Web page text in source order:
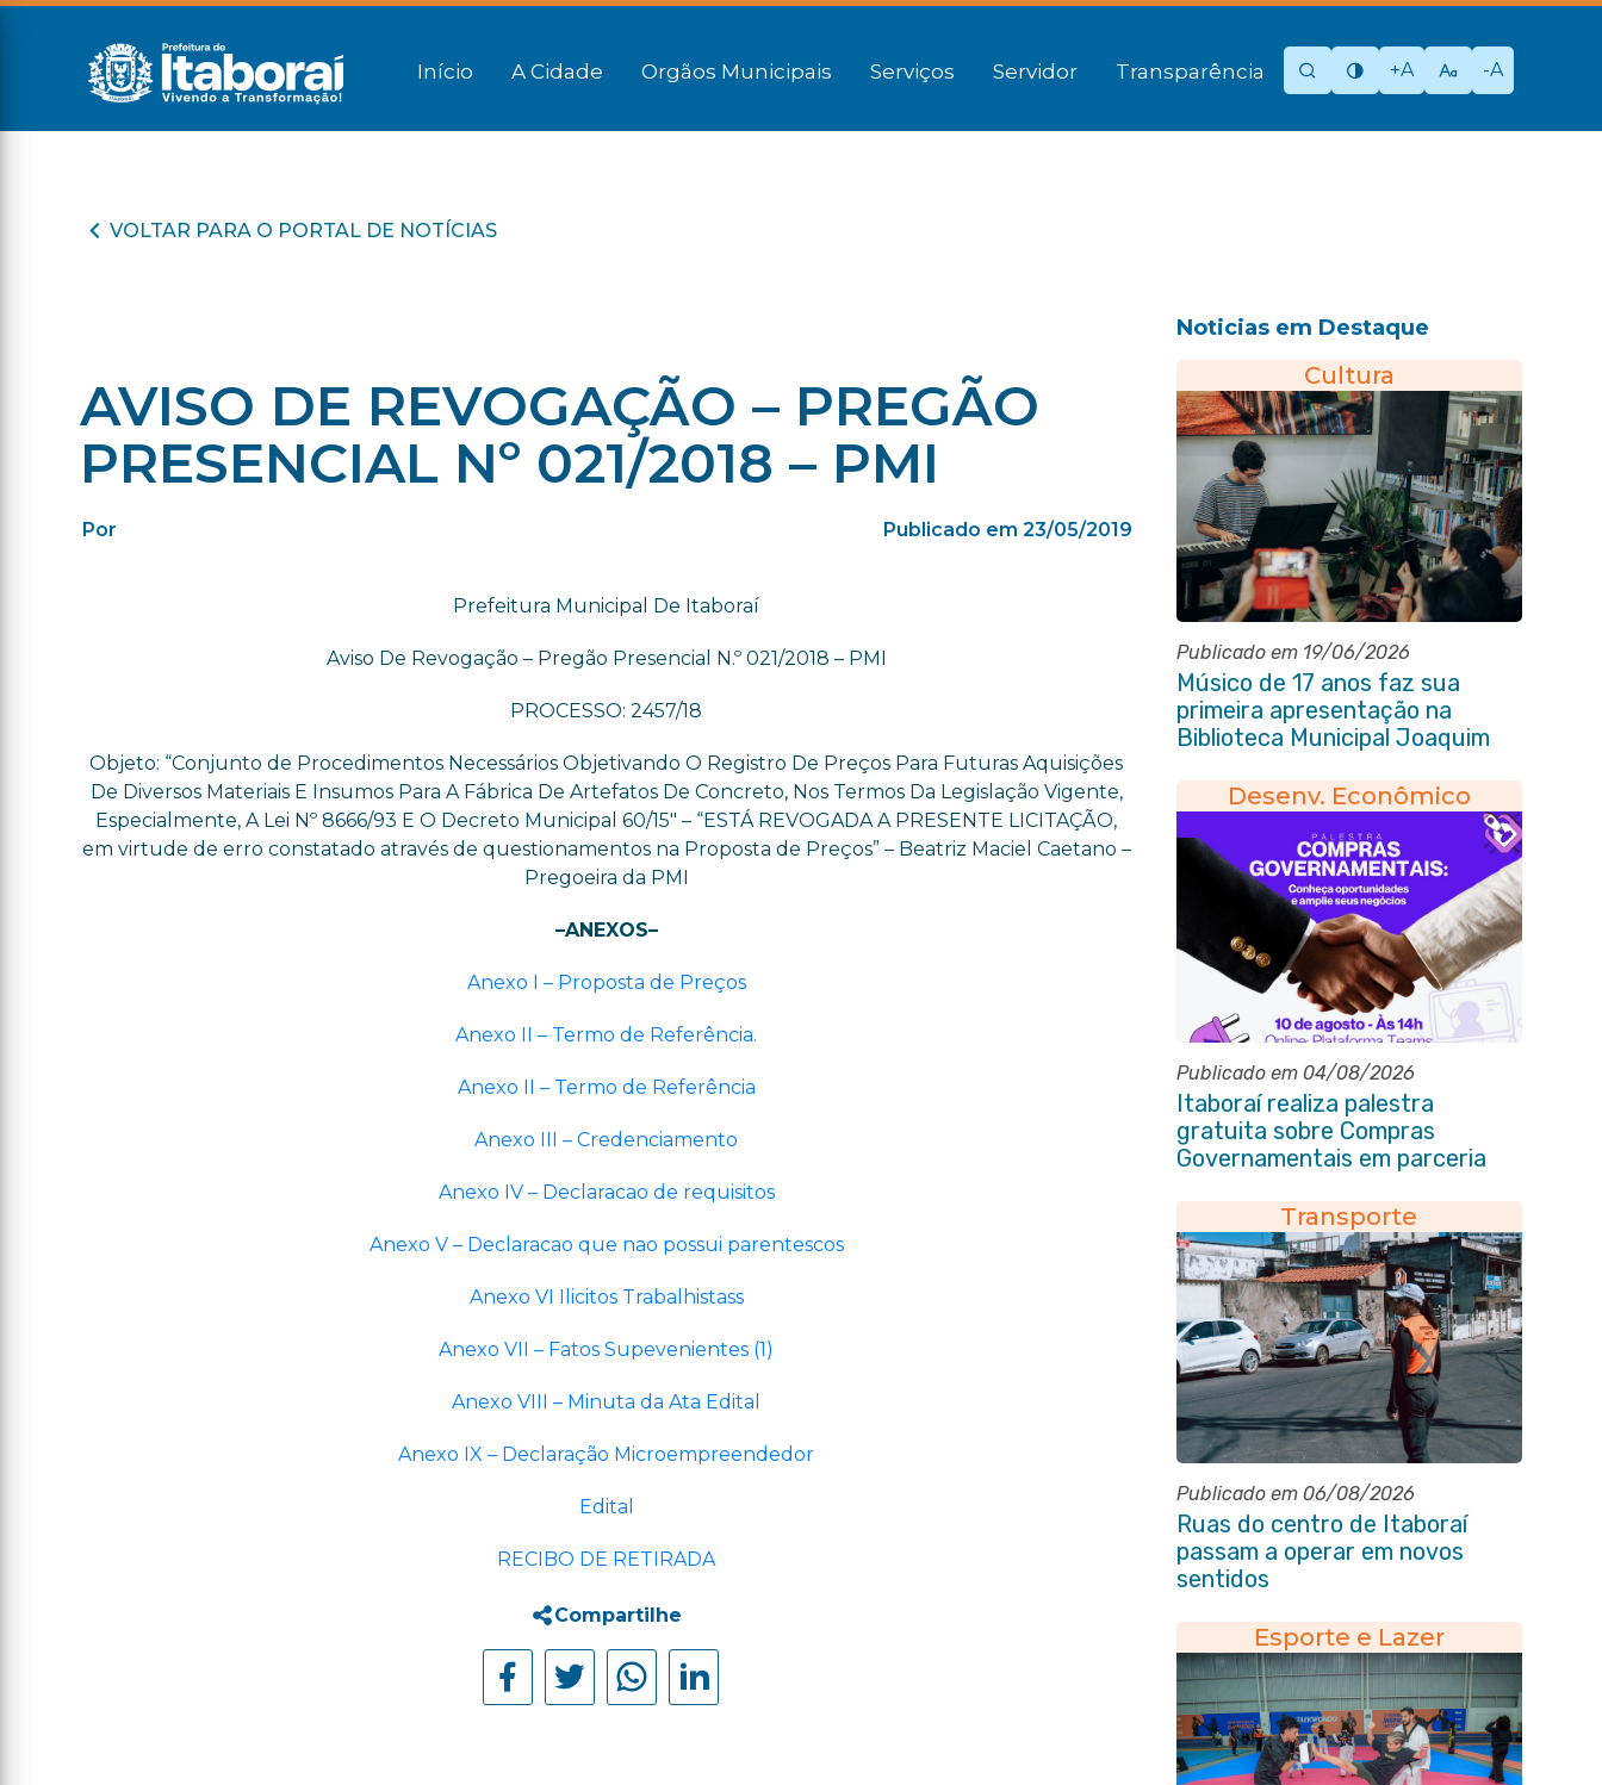
Início A Cidade Orgãos Municipais Serviços Servidor Transparência +A -A
VOLTAR PARA O PORTAL DE NOTÍCIAS
AVISO DE REVOGAÇÃO – PREGÃO
PRESENCIAL Nº 021/2018 – PMI
Por Publicado em 23/05/2019
Prefeitura Municipal De Itaboraí
Aviso De Revogação – Pregão Presencial N.º 021/2018 – PMI
PROCESSO: 2457/18
Objeto: “Conjunto de Procedimentos Necessários Objetivando O Registro De Preços Para Futuras Aquisições
De Diversos Materiais E Insumos Para A Fábrica De Artefatos De Concreto, Nos Termos Da Legislação Vigente,
Especialmente, A Lei Nº 8666/93 E O Decreto Municipal 60/15″ – “ESTÁ REVOGADA A PRESENTE LICITAÇÃO,
em virtude de erro constatado através de questionamentos na Proposta de Preços” – Beatriz Maciel Caetano –
Pregoeira da PMI
–ANEXOS–
Anexo I – Proposta de Preços
Anexo II – Termo de Referência.
Anexo II – Termo de Referência
Anexo III – Credenciamento
Anexo IV – Declaracao de requisitos
Anexo V – Declaracao que nao possui parentescos
Anexo VI Ilicitos Trabalhistass
Anexo VII – Fatos Supevenientes (1)
Anexo VIII – Minuta da Ata Edital
Anexo IX – Declaração Microempreendedor
Edital
RECIBO DE RETIRADA
Compartilhe
Noticias em Destaque
Cultura
Publicado em 19/06/2026
Músico de 17 anos faz sua
primeira apresentação na
Biblioteca Municipal Joaquim
Desenv. Econômico
Publicado em 04/08/2026
Itaboraí realiza palestra
gratuita sobre Compras
Governamentais em parceria
Transporte
Publicado em 06/08/2026
Ruas do centro de Itaboraí
passam a operar em novos
sentidos
Esporte e Lazer